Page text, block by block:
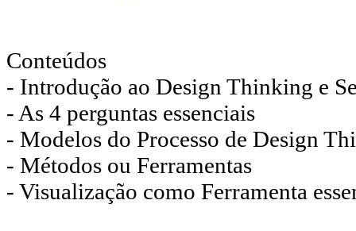
Conteúdos
- Introdução ao Design Thinking e
- As 4 perguntas essenciais
- Modelos do Processo de Design
- Métodos ou Ferramentas
- Visualização como Ferramenta